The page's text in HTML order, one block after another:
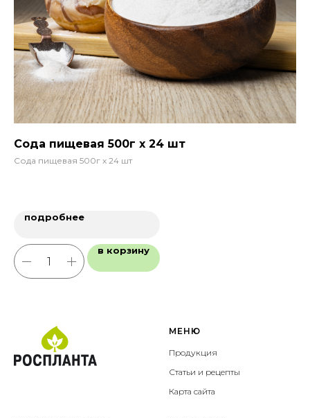
Сода пищевая 500г х 24 шт
Сода пищевая 500г х 24 шт
подробнее
в корзину
МЕНЮ
Продукция
Статьи и рецепты
Карта сайта